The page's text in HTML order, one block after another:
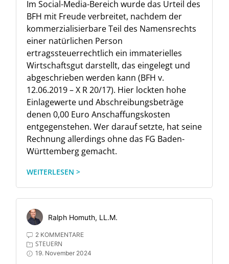
Im Social-Media-Bereich wurde das Urteil des
BFH mit Freude verbreitet, nachdem der
kommerzialisierbare Teil des Namensrechts
einer natürlichen Person
ertragssteuerrechtlich ein immaterielles
Wirtschaftsgut darstellt, das eingelegt und
abgeschrieben werden kann (BFH v.
12.06.2019 – X R 20/17). Hier lockten hohe
Einlagewerte und Abschreibungsbeträge
denen 0,00 Euro Anschaffungskosten
entgegenstehen. Wer darauf setzte, hat seine
Rechnung allerdings ohne das FG Baden-
Württemberg gemacht.
WEITERLESEN >
Ralph Homuth, LL.M.
2 KOMMENTARE
STEUERN
19. November 2024